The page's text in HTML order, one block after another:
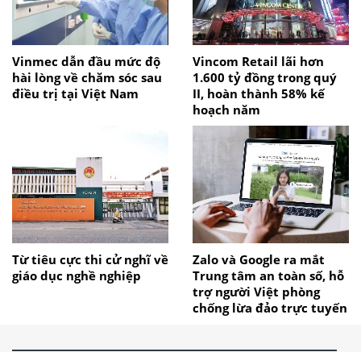
Vinmec dẫn đầu mức độ
hài lòng về chăm sóc sau
điều trị tại Việt Nam
Vincom Retail lãi hơn
1.600 tỷ đồng trong quý
II, hoàn thành 58% kế
hoạch năm
Từ tiêu cực thi cử nghĩ về
giáo dục nghề nghiệp
Zalo và Google ra mắt
Trung tâm an toàn số, hỗ
trợ người Việt phòng
chống lừa đảo trực tuyến